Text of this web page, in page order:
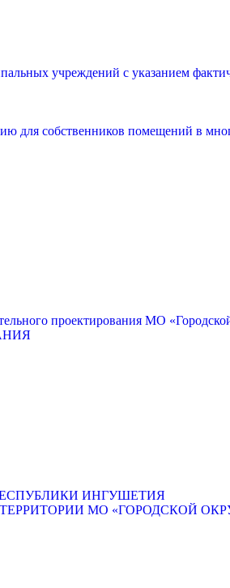
учреждений с указанием
для собственников помещений в
проектирования МО
ИНГУШЕТИЯ
МО «ГОРОДСКОЙ